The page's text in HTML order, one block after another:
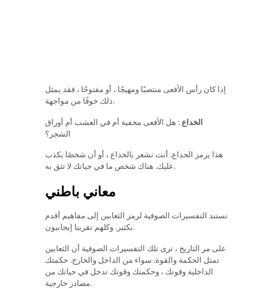
إذا كان رأس الأفعى منتصبًا ومهيجًا ، أو مفتوحًا ، فقد يمثل
ذلك خوفًا من مواجهة.
الخداع: هل الأفعى مخفية أم في العشب أم أوراق
الشجر؟
هذا يرمز الخداع. أنت تشعر بالخداع ، أو أن شخصًا يكذب
عليك. هناك شخص ما في حياتك لا تثق به.
معاني باطني
تستند التفسيرات الصوفية لرمز الثعابين إلى مفاهيم أقدم
بكثير. وكلهم تقريبا إيجابيون.
على مر التاريخ ، ترى تلك التفسيرات الصوفية أن الثعابين
تمثل الحكمة والقوة. سواء من الداخل والخارج. حكمتك
الداخلية وقوتك ، وحكمتك وقوتك تدخل في حياتك من
مصادر خارجية.